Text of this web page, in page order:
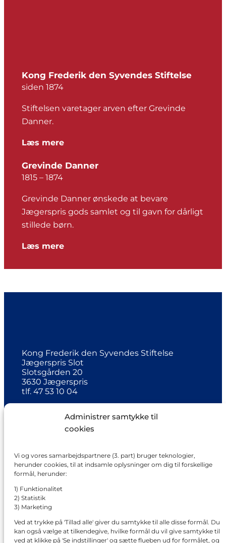
Administrer samtykke til
cookies
Vi og vores samarbejdspartnere (3. part) bruger teknologier,
herunder cookies, til at indsamle oplysninger om dig til forskellige
formål, herunder:
1) Funktionalitet
2) Statistik
3) Marketing
Ved at trykke på 'Tillad alle' giver du samtykke til alle disse formål. Du
kan også vælge at tilkendegive, hvilke formål du vil give samtykke til
ved at klikke på 'Se indstillinger' og sætte flueben ud for formålet, og
Kong Frederik den Syvendes Stiftelse
siden 1874
Stiftelsen varetager arven efter Grevinde
Danner.
Læs mere
Grevinde Danner
1815 – 1874
Grevinde Danner ønskede at bevare
Jægerspris gods samlet og til gavn for dårligt
stillede børn.
Læs mere
Kong Frederik den Syvendes Stiftelse
Jægerspris Slot
Slotsgården 20
3630 Jægerspris
tlf. 47 53 10 04
museum@kongfrederik.dk
Facebook Jægerspris Slot
Instagram@jaegersprisslot